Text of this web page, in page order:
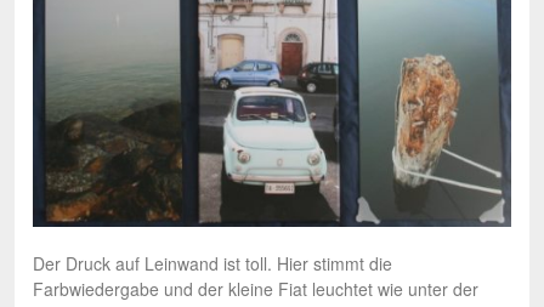
Der Druck auf Leinwand ist toll. Hier stimmt die
Farbwiedergabe und der kleine Fiat leuchtet wie unter der